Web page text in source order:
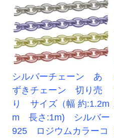
シルバーチェーン あ
ずきチェーン 切り売
り サイズ（幅 約:1.2m
m 長さ:1m) シルバー
925 ロジウムカラーコ